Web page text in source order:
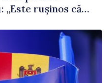
„Este rușinos că